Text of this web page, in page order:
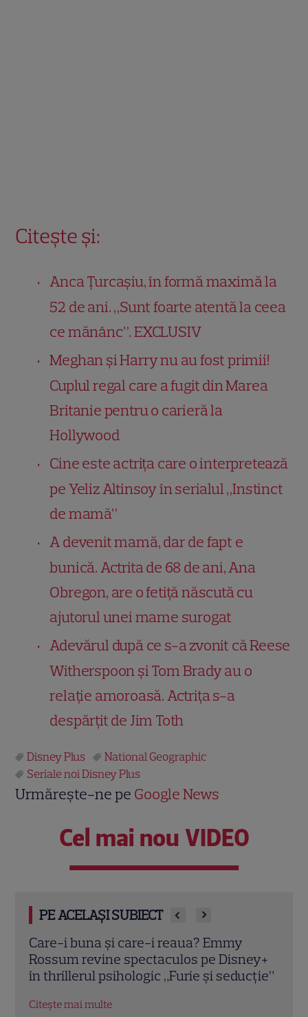
Citește și:
Anca Țurcașiu, în formă maximă la
52 de ani. „Sunt foarte atentă la ceea
ce mănânc”. EXCLUSIV
Meghan și Harry nu au fost primii!
Cuplul regal care a fugit din Marea
Britanie pentru o carieră la
Hollywood
Cine este actrița care o interpretează
pe Yeliz Altinsoy în serialul „Instinct
de mamă”
A devenit mamă, dar de fapt e
bunică. Actrita de 68 de ani, Ana
Obregon, are o fetiță născută cu
ajutorul unei mame surogat
Adevărul după ce s-a zvonit că Reese
Witherspoon și Tom Brady au o
relație amoroasă. Actrița s-a
despărțit de Jim Toth
Disney Plus
National Geographic
Seriale noi Disney Plus
Urmărește-ne pe Google News
Cel mai nou VIDEO
PE ACELAȘI SUBIECT
Ghid de streaming, 20 – 26 iulie: „Star
Trek: Noi lumi stranii” revine cu sezonul
4. Ce filme noi intră pe Netflix și Max
Citește mai multe